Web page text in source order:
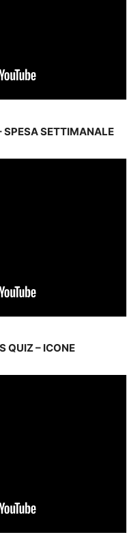
SPESA SETTIMANALE
QUIZ – ICONE